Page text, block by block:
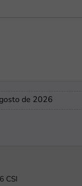
de 2026
CSI